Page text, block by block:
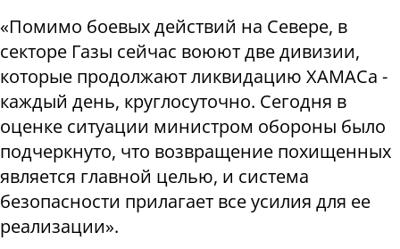
«Помимо боевых действий на Севере, в
секторе Газы сейчас воюют две дивизии,
которые продолжают ликвидацию ХАМАСа -
каждый день, круглосуточно. Сегодня в
оценке ситуации министром обороны было
подчеркнуто, что возвращение похищенных
является главной целью, и система
безопасности прилагает все усилия для ее
реализации».